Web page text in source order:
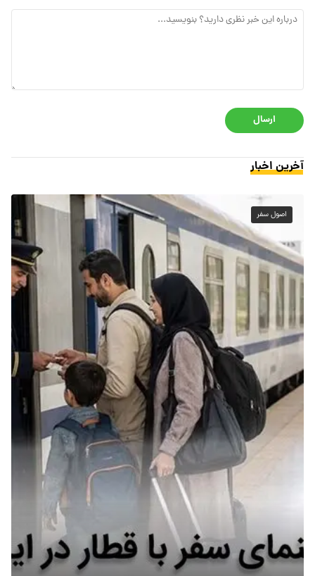
ارسال
آخرین اخبار
اصول سفر